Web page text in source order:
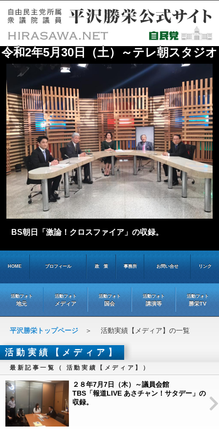
令和2年5月30日（土）～テレ朝スタジオ
BS朝日「激論！クロスファイア」の収録。
HOME プロフィール 政 策 事務所 お問い合せ リンク
活動フォト
地元
活動フォト
メディア
活動フォト
国会
活動フォト
講演等
活動フォト
勝栄TV
平沢勝栄トップページ ＞ 活動実績【メディア】の一覧
活動実績【メディア】
最新記事一覧（ 活動実績【メディア】）
２８年7月7日（木）～議員会館
TBS「報道LIVE あさチャン！サタデー」の
収録。